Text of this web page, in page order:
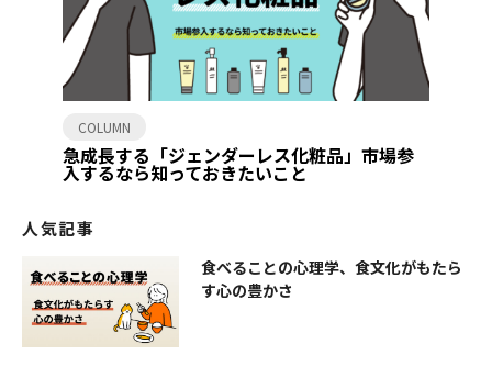
COLUMN
急成長する「ジェンダーレス化粧品」市場参
入するなら知っておきたいこと
人気記事
食べることの心理学、食文化がもたら
す心の豊かさ